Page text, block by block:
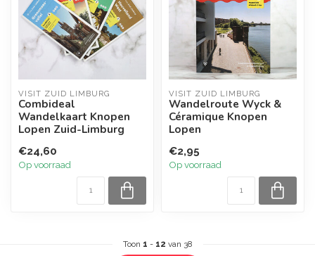
VISIT ZUID LIMBURG
Combideal
Wandelkaart Knopen
Lopen Zuid-Limburg
€24,60
Op voorraad
VISIT ZUID LIMBURG
Wandelroute Wyck &
Céramique Knopen
Lopen
€2,95
Op voorraad
Toon 1 - 12 van 38